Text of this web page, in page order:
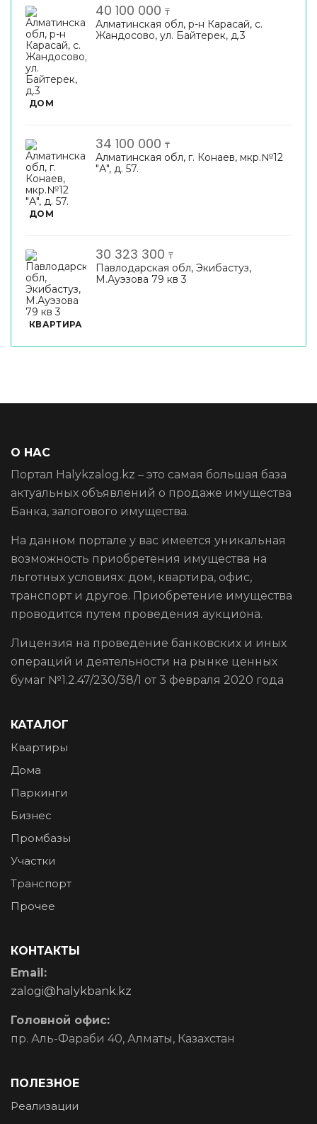
ДОМ
40 100 000 ₸
Алматинская обл, р-н Карасай, с.
Жандосово, ул. Байтерек, д.3
ДОМ
34 100 000 ₸
Алматинская обл, г. Конаев, мкр.№12
"А", д. 57.
КВАРТИРА
30 323 300 ₸
Павлодарская обл, Экибастуз,
М.Ауэзова 79 кв 3
О НАС
Портал Halykzalog.kz – это самая большая база
актуальных объявлений о продаже имущества
Банка, залогового имущества.
На данном портале у вас имеется уникальная
возможность приобретения имущества на
льготных условиях: дом, квартира, офис,
транспорт и другое. Приобретение имущества
проводится путем проведения аукциона.
Лицензия на проведение банковских и иных
операций и деятельности на рынке ценных
бумаг №1.2.47/230/38/1 от 3 февраля 2020 года
КАТАЛОГ
Квартиры
Дома
Паркинги
Бизнес
Промбазы
Участки
Транспорт
Прочее
КОНТАКТЫ
Email:
zalogi@halykbank.kz
Головной офис:
пр. Аль-Фараби 40, Алматы, Казахстан
ПОЛЕЗНОЕ
Реализации